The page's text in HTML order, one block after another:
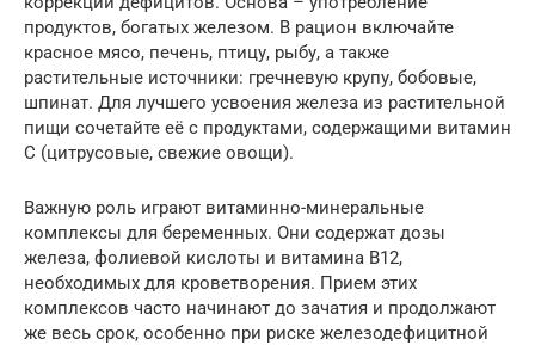
продуктов, богатых железом. В рацион включайте
красное мясо, печень, птицу, рыбу, а также
растительные источники: гречневую крупу, бобовые,
шпинат. Для лучшего усвоения железа из растительной
пищи сочетайте её с продуктами, содержащими витамин
С (цитрусовые, свежие овощи).
Важную роль играют витаминно-минеральные
комплексы для беременных. Они содержат дозы
железа, фолиевой кислоты и витамина B12,
необходимых для кроветворения. Прием этих
комплексов часто начинают до зачатия и продолжают
же весь срок, особенно при риске железодефицитной